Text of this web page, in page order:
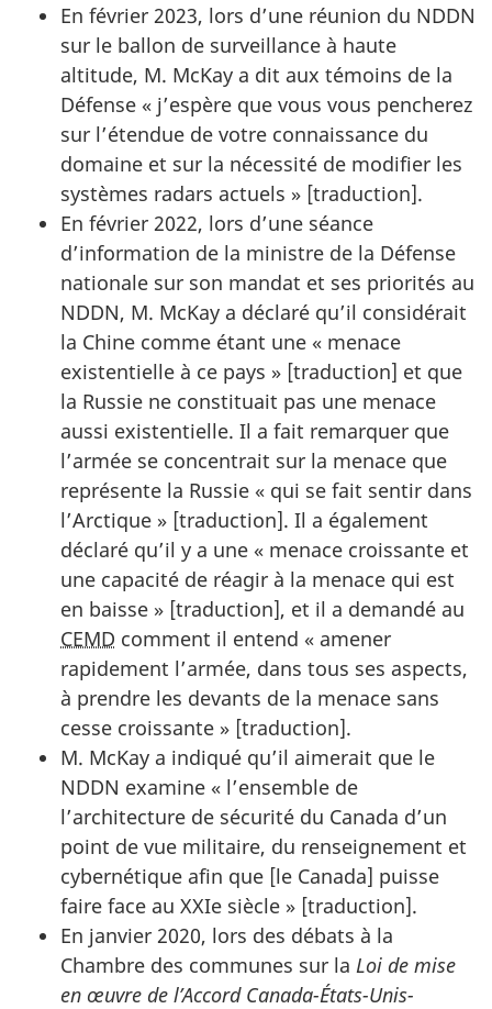
En février 2023, lors d’une réunion du NDDN
sur le ballon de surveillance à haute
altitude, M. McKay a dit aux témoins de la
Défense « j’espère que vous vous pencherez
sur l’étendue de votre connaissance du
domaine et sur la nécessité de modifier les
systèmes radars actuels » [traduction].
En février 2022, lors d’une séance
d’information de la ministre de la Défense
nationale sur son mandat et ses priorités au
NDDN, M. McKay a déclaré qu’il considérait
la Chine comme étant une « menace
existentielle à ce pays » [traduction] et que
la Russie ne constituait pas une menace
aussi existentielle. Il a fait remarquer que
l’armée se concentrait sur la menace que
représente la Russie « qui se fait sentir dans
l’Arctique » [traduction]. Il a également
déclaré qu’il y a une « menace croissante et
une capacité de réagir à la menace qui est
en baisse » [traduction], et il a demandé au
CEMD comment il entend « amener
rapidement l’armée, dans tous ses aspects,
à prendre les devants de la menace sans
cesse croissante » [traduction].
M. McKay a indiqué qu’il aimerait que le
NDDN examine « l’ensemble de
l’architecture de sécurité du Canada d’un
point de vue militaire, du renseignement et
cybernétique afin que [le Canada] puisse
faire face au XXIe siècle » [traduction].
En janvier 2020, lors des débats à la
Chambre des communes sur la Loi de mise
en œuvre de l’Accord Canada-États-Unis-